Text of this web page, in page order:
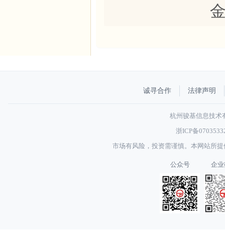
诚寻合作 法律声明
杭州骏基信息技术
浙ICP备
市场有风险，投资需谨慎。本网站所
公众号 企